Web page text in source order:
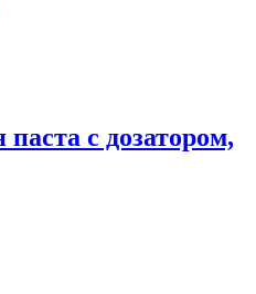
с дозатором,